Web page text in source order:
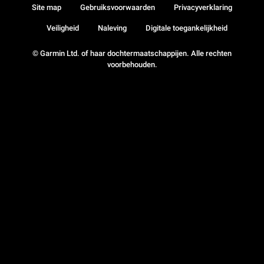
© Garmin Ltd. of haar dochtermaatschappijen. Alle rechten
voorbehouden.
Site map Gebruiksvoorwaarden Privacyverklaring
Veiligheid Naleving Digitale toegankelijkheid